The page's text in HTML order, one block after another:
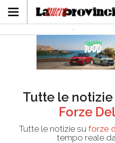
Tutte le
Forze
Tutte le notizie su forze
tempo reale